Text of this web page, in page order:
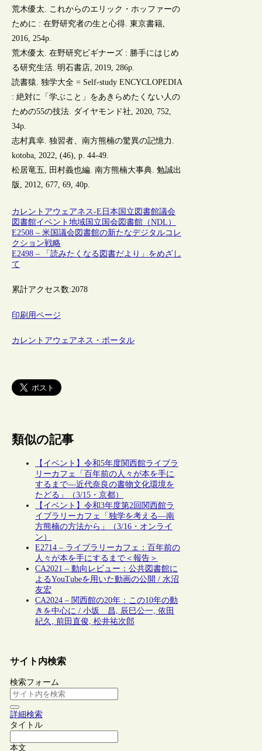
荒木優太. これからのエリック・ホッファーの
ために : 在野研究者の生と心得. 東京書籍,
2016, 254p.
荒木優太. 在野研究ビギナーズ : 勝手にはじめ
る研究生活. 明石書店, 2019, 286p.
読書猿. 独学大全 = Self-study ENCYCLOPEDIA
: 絶対に「学ぶこと」をあきらめたくない人の
ための55の技法. ダイヤモンド社, 2020, 752,
34p.
志村真幸. 独習者、南方熊楠の驚異の記憶力.
kotoba, 2022, (46), p. 44-49.
松居竜五, 田村義也編. 南方熊楠大事典. 勉誠出
版, 2012, 677, 69, 40p.
カレントアウェアネス-E 日本 国立図書館議会
図書館イベント地域国立国会図書館（NDL）
E2508 – 米国議会図書館の新たなデジタルコレ
クション戦略
E2498 – 「読みたくなる図書だより」をめざし
て
累計アクセス数:2078
印刷用ページ
カレントアウェアネス・ポータル
類似の記事
【イベント】令和5年度関西館ライブラ
リーカフェ「百年前の人々が本を手に
するまで―近代奈良の書物文化環境を
たどる」（3/15・京都）
【イベント】令和3年度第2回関西館ラ
イブラリーカフェ「独学を考える―南
方熊楠の方法から」（3/16・オンライ
ン）
E2714 – ライブラリーカフェ：百年前の
人々が本を手にするまで＜報告＞
CA2021 – 動向レビュー：公共図書館に
よるYouTubeを用いた動画の公開 / 水沼
友宏
CA2024 – 関西館の20年：この10年の動
きを中心に / 小坂 昌, 辰巳公一, 依田
紀久, 前田直俊, 松井祐次郎
サイト内検索
検索フォーム
詳細検索
タイトル
本文